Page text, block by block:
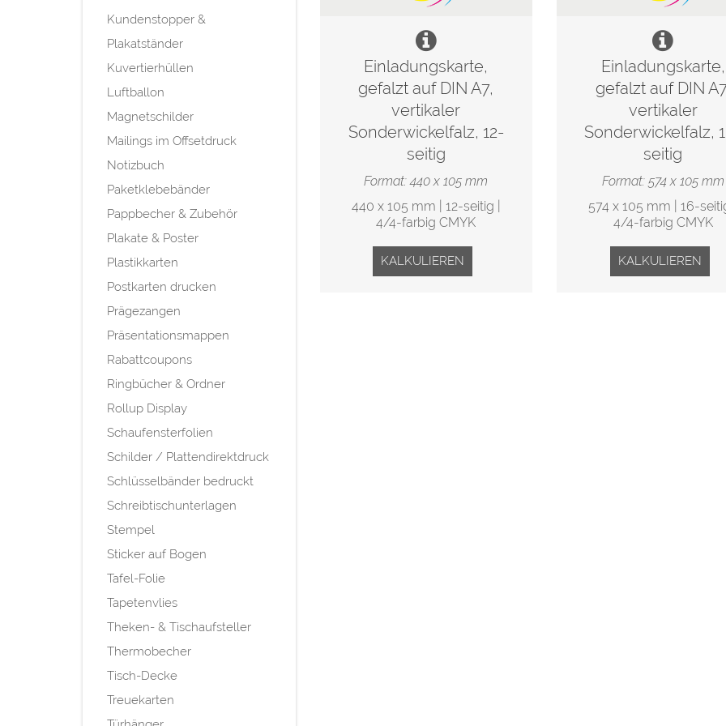
Kundenstopper &
Plakatständer
Kuvertierhüllen
Luftballon
Magnetschilder
Mailings im Offsetdruck
Notizbuch
Paketklebebänder
Pappbecher & Zubehör
Plakate & Poster
Plastikkarten
Postkarten drucken
Prägezangen
Präsentationsmappen
Rabattcoupons
Ringbücher & Ordner
Rollup Display
Schaufensterfolien
Schilder / Plattendirektdruck
Schlüsselbänder bedruckt
Schreibtischunterlagen
Stempel
Sticker auf Bogen
Tafel-Folie
Tapetenvlies
Theken- & Tischaufsteller
Thermobecher
Tisch-Decke
Treuekarten
Einladungskarte,
gefalzt auf DIN A7,
vertikaler
Sonderwickelfalz, 12-
seitig
Format: 440 x 105 mm
440 x 105 mm | 12-seitig |
4/4-farbig CMYK
KALKULIEREN
Einladungskarte,
gefalzt auf DIN
vertikaler
Sonderwickelfalz,
seitig
Format: 574 x 105 mm
574 x 105 mm | 16-seitig
4/4-farbig CMYK
KALKULIEREN